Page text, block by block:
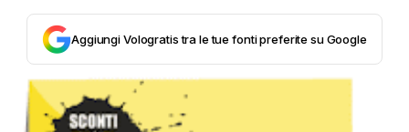
Aggiungi Vologratis tra le tue fonti preferite su Google